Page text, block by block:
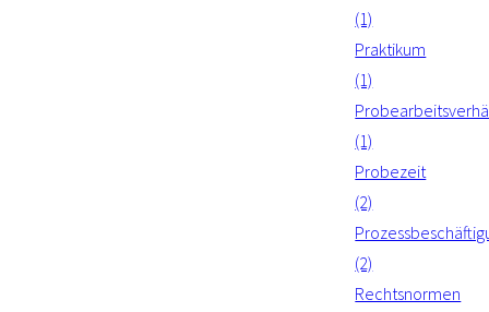
(1)
Praktikum
(1)
(1)
Probezeit
(2)
(2)
Rechtsnormen